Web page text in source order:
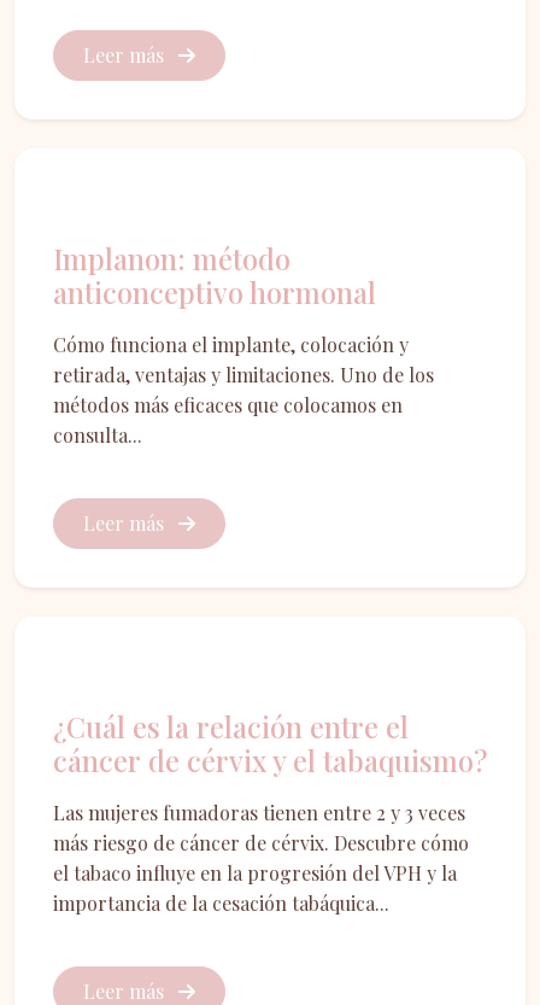
Leer más
Implanon: método
anticonceptivo hormonal
Cómo funciona el implante, colocación y
retirada, ventajas y limitaciones. Uno de los
métodos más eficaces que colocamos en
consulta...
Leer más
¿Cuál es la relación entre el
cáncer de cérvix y el tabaquismo?
Las mujeres fumadoras tienen entre 2 y 3 veces
más riesgo de cáncer de cérvix. Descubre cómo
el tabaco influye en la progresión del VPH y la
importancia de la cesación tabáquica...
Leer más